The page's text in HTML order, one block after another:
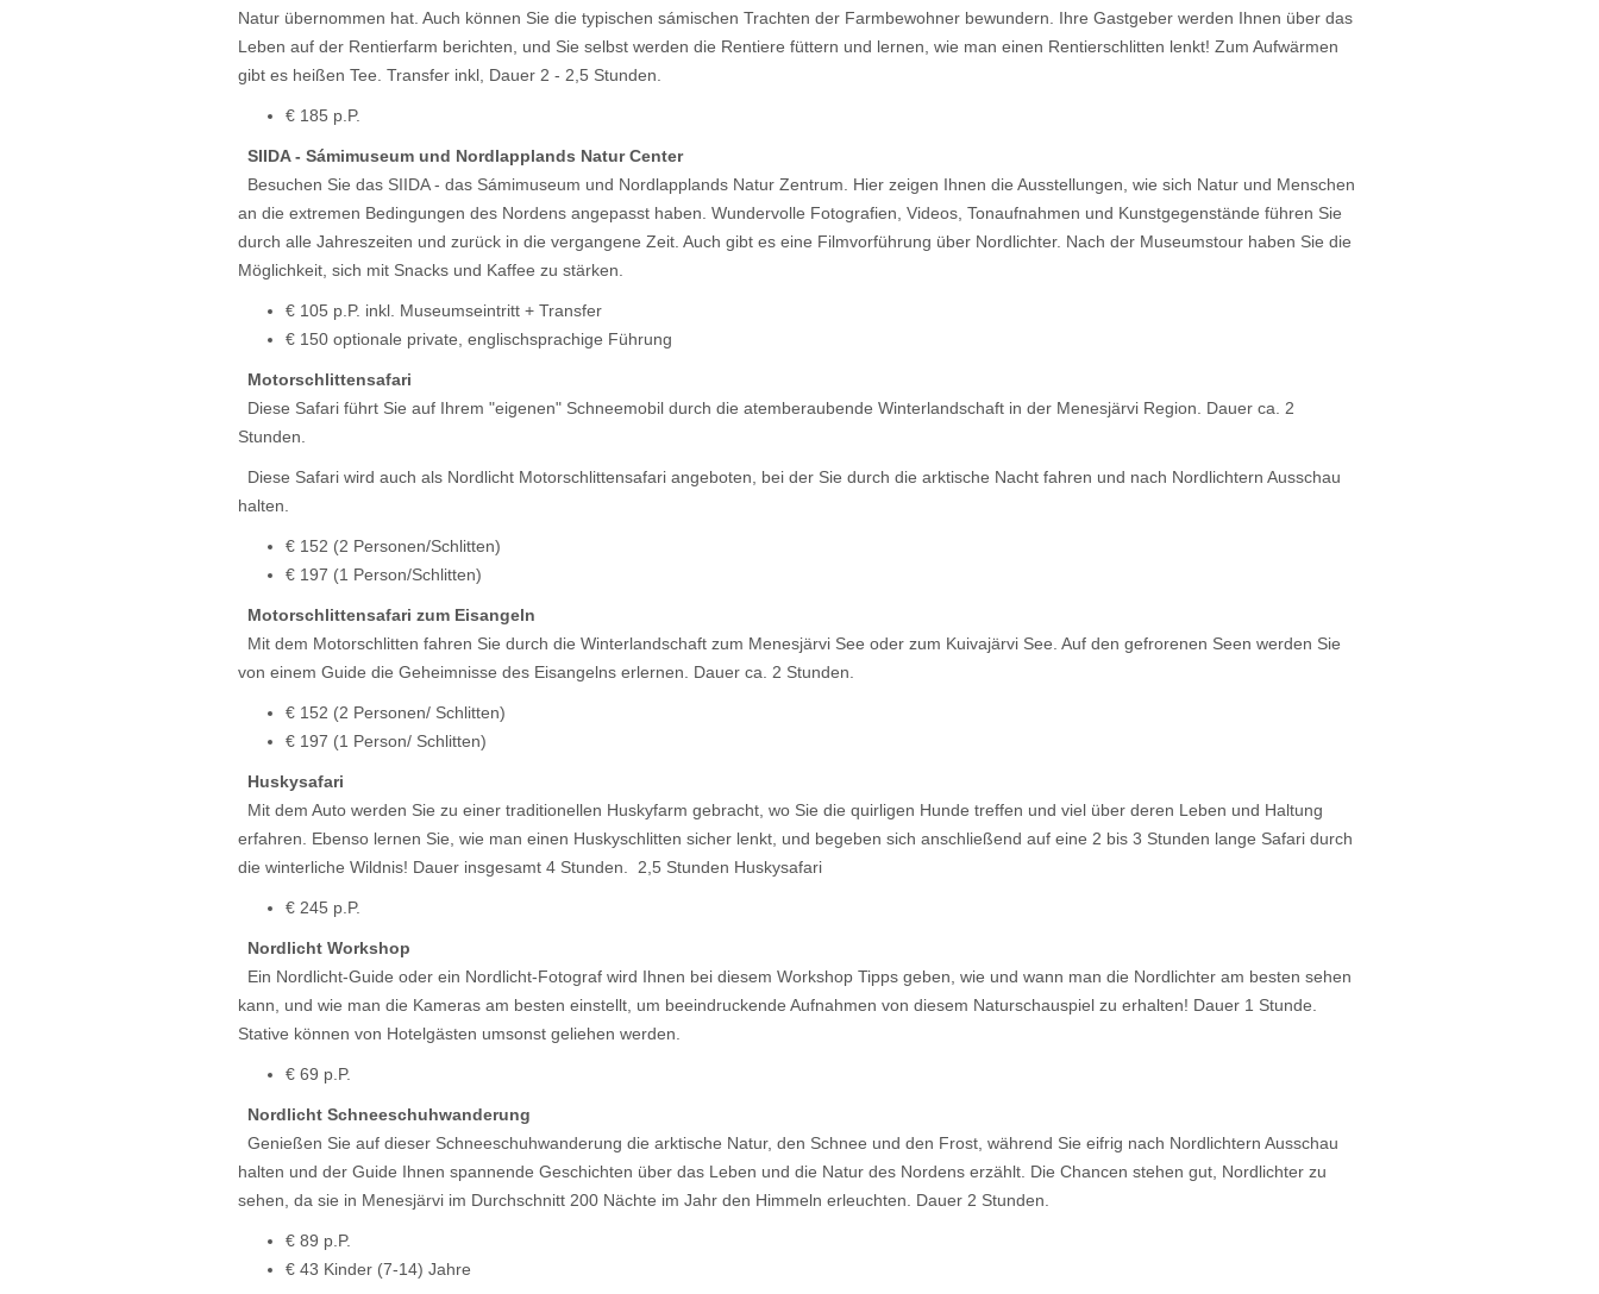
Natur übernommen hat. Auch können Sie die typischen sámischen Trachten der Farmbewohner bewundern. Ihre Gastgeber werden Ihnen über das
Leben auf der Rentierfarm berichten, und Sie selbst werden die Rentiere füttern und lernen, wie man einen Rentierschlitten lenkt! Zum Aufwärmen
gibt es heißen Tee. Transfer inkl, Dauer 2 - 2,5 Stunden.
€ 185 p.P.
SIIDA - Sámimuseum und Nordlapplands Natur Center
Besuchen Sie das SIIDA - das Sámimuseum und Nordlapplands Natur Zentrum. Hier zeigen Ihnen die Ausstellungen, wie sich Natur und Menschen
an die extremen Bedingungen des Nordens angepasst haben. Wundervolle Fotografien, Videos, Tonaufnahmen und Kunstgegenstände führen Sie
durch alle Jahreszeiten und zurück in die vergangene Zeit. Auch gibt es eine Filmvorführung über Nordlichter. Nach der Museumstour haben Sie die
Möglichkeit, sich mit Snacks und Kaffee zu stärken.
€ 105 p.P. inkl. Museumseintritt + Transfer
€ 150 optionale private, englischsprachige Führung
Motorschlittensafari
Diese Safari führt Sie auf Ihrem "eigenen" Schneemobil durch die atemberaubende Winterlandschaft in der Menesjärvi Region. Dauer ca. 2
Stunden.
Diese Safari wird auch als Nordlicht Motorschlittensafari angeboten, bei der Sie durch die arktische Nacht fahren und nach Nordlichtern Ausschau
halten.
€ 152 (2 Personen/Schlitten)
€ 197 (1 Person/Schlitten)
Motorschlittensafari zum Eisangeln
Mit dem Motorschlitten fahren Sie durch die Winterlandschaft zum Menesjärvi See oder zum Kuivajärvi See. Auf den gefrorenen Seen werden Sie
von einem Guide die Geheimnisse des Eisangelns erlernen. Dauer ca. 2 Stunden.
€ 152 (2 Personen/ Schlitten)
€ 197 (1 Person/ Schlitten)
Huskysafari
Mit dem Auto werden Sie zu einer traditionellen Huskyfarm gebracht, wo Sie die quirligen Hunde treffen und viel über deren Leben und Haltung
erfahren. Ebenso lernen Sie, wie man einen Huskyschlitten sicher lenkt, und begeben sich anschließend auf eine 2 bis 3 Stunden lange Safari durch
die winterliche Wildnis! Dauer insgesamt 4 Stunden. 2,5 Stunden Huskysafari
€ 245 p.P.
Nordlicht Workshop
Ein Nordlicht-Guide oder ein Nordlicht-Fotograf wird Ihnen bei diesem Workshop Tipps geben, wie und wann man die Nordlichter am besten sehen
kann, und wie man die Kameras am besten einstellt, um beeindruckende Aufnahmen von diesem Naturschauspiel zu erhalten! Dauer 1 Stunde.
Stative können von Hotelgästen umsonst geliehen werden.
€ 69 p.P.
Nordlicht Schneeschuhwanderung
Genießen Sie auf dieser Schneeschuhwanderung die arktische Natur, den Schnee und den Frost, während Sie eifrig nach Nordlichtern Ausschau
halten und der Guide Ihnen spannende Geschichten über das Leben und die Natur des Nordens erzählt. Die Chancen stehen gut, Nordlichter zu
sehen, da sie in Menesjärvi im Durchschnitt 200 Nächte im Jahr den Himmeln erleuchten. Dauer 2 Stunden.
€ 89 p.P.
€ 43 Kinder (7-14) Jahre